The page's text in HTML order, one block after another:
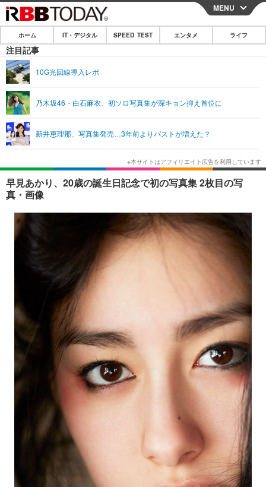
CLOSE
ホーム
IT・デジタル
ショッピング その他
SPEED TEST
エンタメ
エンタメTOP 映画・ドラマ
韓国・芸能
音楽 スポーツ
その他
ライフ
ライフTOP グルメ
ペット ショッピング
その他
リリース一覧
プッシュ通知の停止方法
MENU
ホーム IT・デジタル SPEED TEST エンタメ ライフ
注目記事
10G光回線導入レポ
乃木坂46・白石麻衣、初ソロ写真集が深キョン抑え首位に
新井恵理那、写真集発売…3年前よりバストが増えた？
早見あかり、20歳の誕生日記念で初の写真集 2枚目の写
真・画像